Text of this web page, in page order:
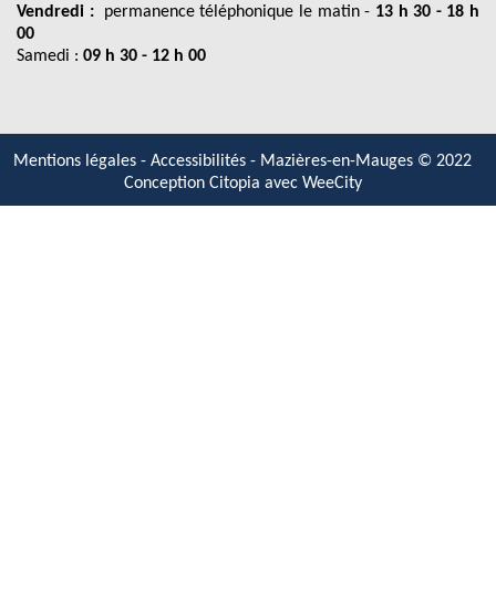
Vendredi : permanence téléphonique le matin - 13 h 30 - 18 h
00
Samedi : 09 h 30 - 12 h 00
Mentions légales - Accessibilités - Mazières-en-Mauges © 2022
Conception Citopia avec WeeCity